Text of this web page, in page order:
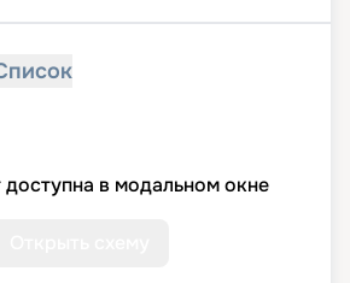
в модальном окне